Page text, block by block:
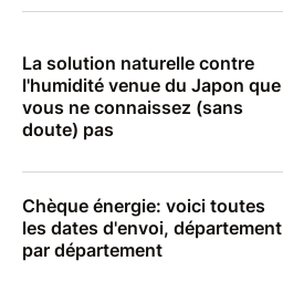
La solution naturelle contre
l'humidité venue du Japon que
vous ne connaissez (sans
doute) pas
Chèque énergie: voici toutes
les dates d'envoi, département
par département